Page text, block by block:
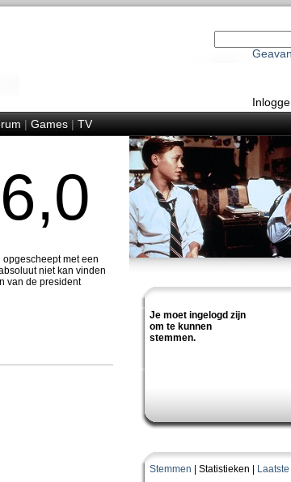
|Games|TV
Je moet ingelogd zijn
om te kunnen
stemmen.
Stemmen | Statistieken |
6,0
met een
niet kan vinden
van de president